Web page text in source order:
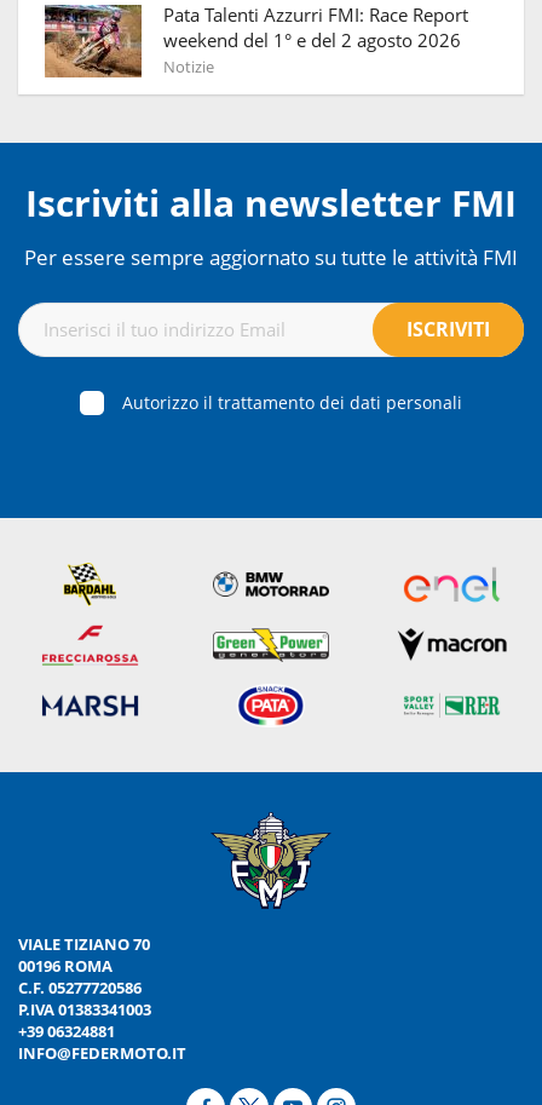
Pata Talenti Azzurri FMI: Race Report
weekend del 1° e del 2 agosto 2026
Notizie
Iscriviti alla newsletter FMI
Per essere sempre aggiornato su tutte le attività FMI
Autorizzo il trattamento dei dati personali
VIALE TIZIANO 70
00196 ROMA
C.F. 05277720586
P.IVA 01383341003
+39 06324881
INFO@FEDERMOTO.IT